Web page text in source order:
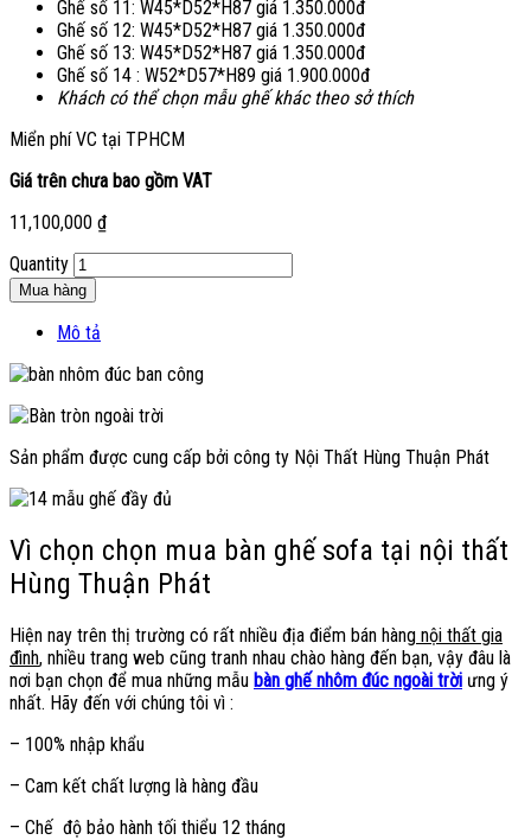
Ghế số 11: W45*D52*H87 giá 1.350.000đ
Ghế số 12: W45*D52*H87 giá 1.350.000đ
Ghế số 13: W45*D52*H87 giá 1.350.000đ
Ghế số 14 : W52*D57*H89 giá 1.900.000đ
Khách có thể chọn mẫu ghế khác theo sở thích
Miển phí VC tại TPHCM
Giá trên chưa bao gồm VAT
11,100,000 ₫
Quantity
Mua hàng
Mô tả
Sản phẩm được cung cấp bởi công ty Nội Thất Hùng Thuận Phát
Vì chọn chọn mua bàn ghế sofa tại nội thất
Hùng Thuận Phát
Hiện nay trên thị trường có rất nhiều địa điểm bán hàng nội thất gia
đình, nhiều trang web cũng tranh nhau chào hàng đến bạn, vậy đâu là
nơi bạn chọn để mua những mẫu bàn ghế nhôm đúc ngoài trời ưng ý
nhất. Hãy đến với chúng tôi vì :
– 100% nhập khẩu
– Cam kết chất lượng là hàng đầu
– Chế độ bảo hành tối thiểu 12 tháng